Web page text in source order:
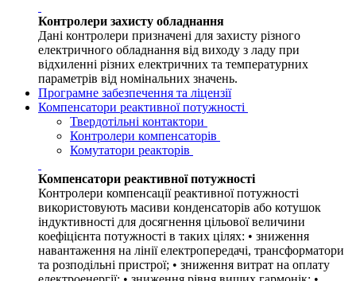
Контролери захисту обладнання
Дані контролери призначені для захисту різного
електричного обладнання від виходу з ладу при
відхиленні різних електричних та температурних
параметрів від номінальних значень.
Програмне забезпечення та ліцензії
Компенсатори реактивної потужності
Твердотільні контактори
Контролери компенсаторів
Комутатори реакторів
Компенсатори реактивної потужності
Контролери компенсації реактивної потужності
використовують масиви конденсаторів або котушок
індуктивності для досягнення цільової величини
коефіцієнта потужності в таких цілях: • зниження
навантаження на лінії електропередачі, трансформатори
та розподільні пристрої; • зниження витрат на оплату